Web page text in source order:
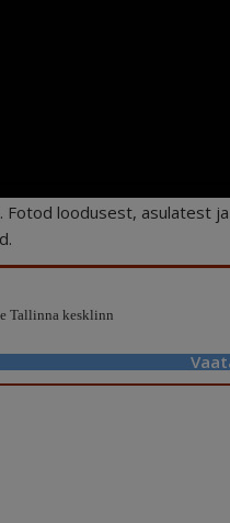
Fotod loodusest, asulatest
Tallinna kesklinn